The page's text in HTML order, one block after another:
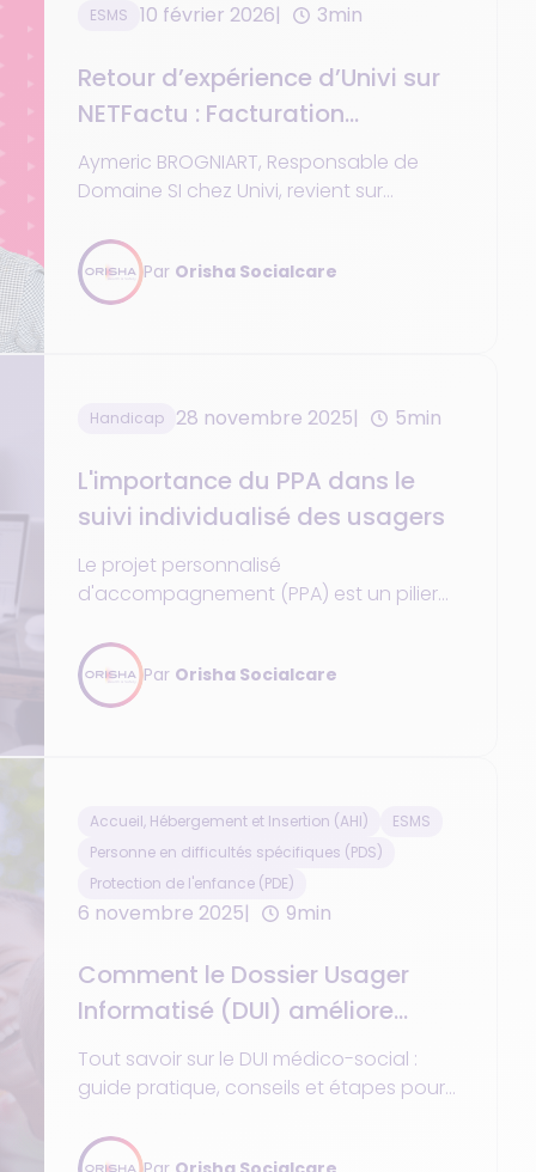
ESMS 10 février 2026 3min
Retour d’expérience d’Univi sur
NETFactu : Facturation
simplifiée et données sécurisées
Aymeric BROGNIART, Responsable de
Domaine SI chez Univi, revient sur
reconnue pour sa simplicité, sa fiabilité et
le gain de temps apporté à la
facturation.
Par Orisha Socialcare
Handicap 28 novembre 2025 5min
L'importance du PPA dans le
suivi individualisé des usagers
Le projet personnalisé
d'accompagnement (PPA) est un pilier
sociaux (ESMS).
Par Orisha Socialcare
Accueil, Hébergement et Insertion (AHI)
ESMS
Personne en difficultés spécifiques (PDS)
Protection de l'enfance (PDE)
6 novembre 2025 9min
Comment le Dossier Usager
Informatisé (DUI) améliore
l’accompagnement dans les
structures PDE, PDS et AHI ?
Tout savoir sur le DUI médico-social :
guide pratique, conseils et étapes pour
structures.